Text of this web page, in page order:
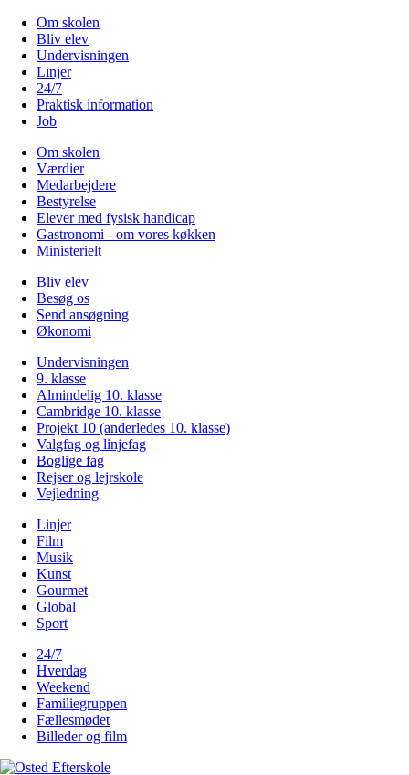
Om skolen
Bliv elev
Undervisningen
Linjer
24/7
Praktisk information
Job
Om skolen
Værdier
Medarbejdere
Bestyrelse
Elever med fysisk handicap
Gastronomi - om vores køkken
Ministerielt
Bliv elev
Besøg os
Send ansøgning
Økonomi
Undervisningen
9. klasse
Almindelig 10. klasse
Cambridge 10. klasse
Projekt 10 (anderledes 10. klasse)
Valgfag og linjefag
Boglige fag
Rejser og lejrskole
Vejledning
Linjer
Film
Musik
Kunst
Gourmet
Global
Sport
24/7
Hverdag
Weekend
Familiegruppen
Fællesmødet
Billeder og film